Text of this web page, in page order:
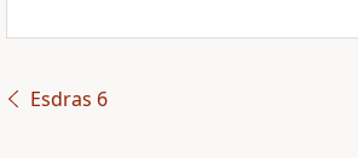
Esdras 6